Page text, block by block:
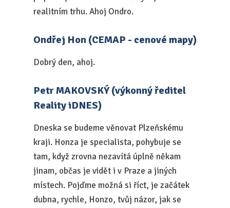
realitním trhu. Ahoj Ondro.
Ondřej Hon (CEMAP - cenové mapy)
Dobrý den, ahoj.
Petr MAKOVSKÝ (výkonný ředitel
Reality iDNES)
Dneska se budeme věnovat Plzeňskému
kraji. Honza je specialista, pohybuje se
tam, když zrovna nezavítá úplně někam
jinam, občas je vidět i v Praze a jiných
místech. Pojďme možná si říct, je začátek
dubna, rychle, Honzo, tvůj názor, jak se